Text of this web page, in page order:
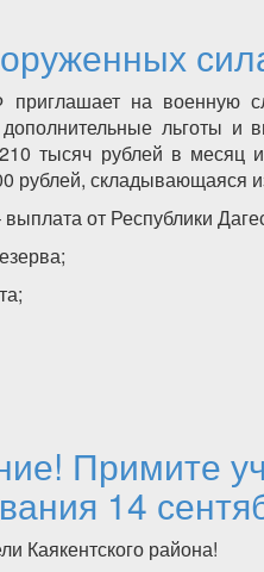
на военную
льготы и
тысяч рублей в месяц
рублей, складывающаяся
от Республики
Примите
14
Каякентского района!